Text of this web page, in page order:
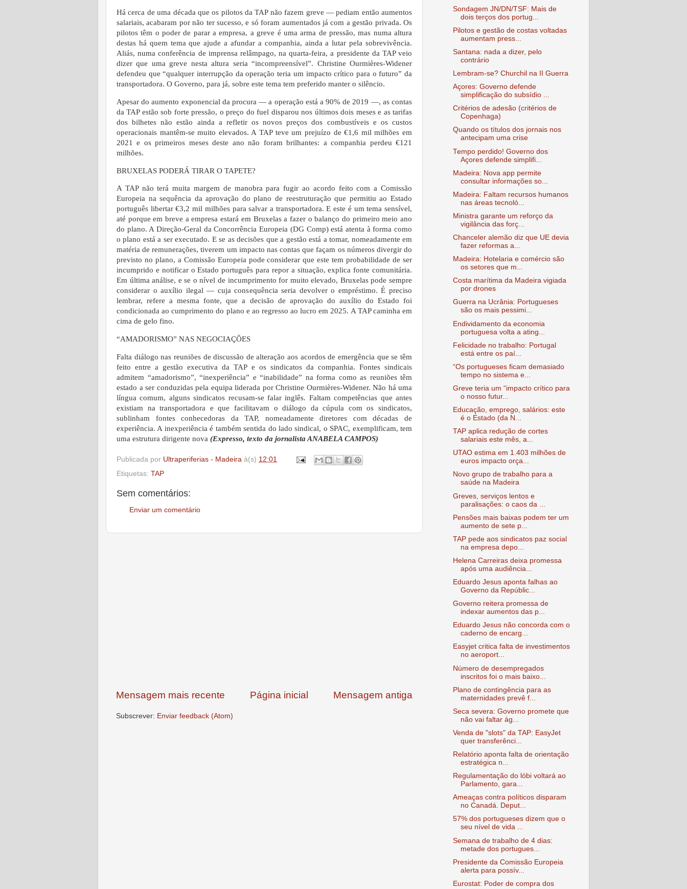
Há cerca de uma década que os pilotos da TAP não fazem greve — pediam então aumentos
salariais, acabaram por não ter sucesso, e só foram aumentados já com a gestão privada. Os
pilotos têm o poder de parar a empresa, a greve é uma arma de pressão, mas numa altura
destas há quem tema que ajude a afundar a companhia, ainda a lutar pela sobrevivência.
Aliás, numa conferência de imprensa relâmpago, na quarta-feira, a presidente da TAP veio
dizer que uma greve nesta altura seria “incompreensível”. Christine Ourmières-Widener
defendeu que “qualquer interrupção da operação teria um impacto crítico para o futuro” da
transportadora. O Governo, para já, sobre este tema tem preferido manter o silêncio.
Apesar do aumento exponencial da procura — a operação está a 90% de 2019 —, as contas
da TAP estão sob forte pressão, o preço do fuel disparou nos últimos dois meses e as tarifas
dos bilhetes não estão ainda a refletir os novos preços dos combustíveis e os custos
operacionais mantêm-se muito elevados. A TAP teve um prejuí­zo de €1,6 mil milhões em
2021 e os primeiros meses deste ano não foram brilhantes: a companhia perdeu €121
milhões.
BRUXELAS PODERÁ TIRAR O TAPETE?
A TAP não terá muita margem de manobra para fugir ao acordo feito com a Comissão
Europeia na sequência da aprovação do plano de reestruturação que permitiu ao Estado
português libertar €3,2 mil milhões para salvar a transportadora. E este é um tema sensível,
até porque em breve a empresa estará em Bruxelas a fazer o balanço do primeiro meio ano
do plano. A Direção-Geral da Concorrência Europeia (DG Comp) está atenta à forma como
o plano está a ser executado. E se as decisões que a gestão está a tomar, nomeadamente em
matéria de remunerações, tiverem um impacto nas contas que façam os números divergir do
previsto no plano, a Comissão Europeia pode considerar que este tem probabilidade de ser
incumprido e notificar o Estado português para repor a situação, explica fonte comunitária.
Em última análise, e se o nível de incumprimento for muito elevado, Bruxelas pode sempre
considerar o auxílio ilegal — cuja consequência seria devolver o empréstimo. É preciso
lembrar, refere a mesma fonte, que a decisão de aprovação do auxílio do Estado foi
condicionada ao cumprimento do plano e ao regresso ao lucro em 2025. A TAP caminha em
cima de gelo fino.
“AMADORISMO” NAS NEGOCIAÇÕES
Falta diálogo nas reuniões de discussão de alteração aos acordos de emergência que se têm
feito entre a gestão executiva da TAP e os sindicatos da companhia. Fontes sindicais
admitem “amadorismo”, “inexperiência” e “inabilidade” na forma como as reuniões têm
estado a ser conduzidas pela equipa liderada por Christine Ourmières-Widener. Não há uma
língua comum, alguns sindicatos recusam-se falar inglês. Faltam competências que antes
existiam na transportadora e que facilitavam o diálogo da cúpula com os sindicatos,
sublinham fontes conhecedoras da TAP, nomeadamente diretores com décadas de
experiência. A inexperiência é também sentida do lado sindical, o SPAC, exemplificam, tem
uma estrutura dirigente nova (Expresso, texto da jornalista ANABELA CAMPOS)
Publicada por Ultraperiferias - Madeira à(s) 12:01
Etiquetas: TAP
Sem comentários:
Enviar um comentário
Mensagem mais recente Mensagem antiga
Página inicial
Subscrever: Enviar feedback (Atom)
Sondagem JN/DN/TSF: Mais de
dois terços dos portug...
Pilotos e gestão de costas voltadas
aumentam press...
Santana: nada a dizer, pelo
contrário
Lembram-se? Churchil na II Guerra
Açores: Governo defende
simplificação do subsídio ...
Critérios de adesão (critérios de
Copenhaga)
Quando os títulos dos jornais nos
antecipam uma crise
Tempo perdido! Governo dos
Açores defende simplifi...
Madeira: Nova app permite
consultar informações so...
Madeira: Faltam recursos humanos
nas áreas tecnoló...
Ministra garante um reforço da
vigilância das forç...
Chanceler alemão diz que UE devia
fazer reformas a...
Madeira: Hotelaria e comércio são
os setores que m...
Costa marítima da Madeira vigiada
por drones
Guerra na Ucrânia: Portugueses
são os mais pessimi...
Endividamento da economia
portuguesa volta a ating...
Felicidade no trabalho: Portugal
está entre os paí...
“Os portugueses ficam demasiado
tempo no sistema e...
Greve teria um “impacto crítico para
o nosso futur...
Educação, emprego, salários: este
é o Estado (da N...
TAP aplica redução de cortes
salariais este mês, a...
UTAO estima em 1.403 milhões de
euros impacto orça...
Novo grupo de trabalho para a
saúde na Madeira
Greves, serviços lentos e
paralisações: o caos da ...
Pensões mais baixas podem ter um
aumento de sete p...
TAP pede aos sindicatos paz social
na empresa depo...
Helena Carreiras deixa promessa
após uma audiência...
Eduardo Jesus aponta falhas ao
Governo da Repúblic...
Governo reitera promessa de
indexar aumentos das p...
Eduardo Jesus não concorda com o
caderno de encarg...
Easyjet critica falta de investimentos
no aeroport...
Número de desempregados
inscritos foi o mais baixo...
Plano de contingência para as
maternidades prevê f...
Seca severa: Governo promete que
não vai faltar ág...
Venda de "slots" da TAP: EasyJet
quer transferênci...
Relatório aponta falta de orientação
estratégica n...
Regulamentação do lóbi voltará ao
Parlamento, gara...
Ameaças contra políticos disparam
no Canadá. Deput...
57% dos portugueses dizem que o
seu nível de vida ...
Semana de trabalho de 4 dias:
metade dos portugues...
Presidente da Comissão Europeia
alerta para possív...
Eurostat: Poder de compra dos